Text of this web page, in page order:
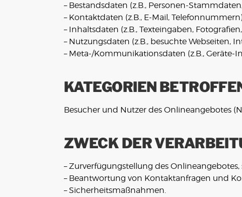
– Bestandsdaten (z.B., Personen-
– Kontaktdaten (z.B., E-Mail,
– Inhaltsdaten (z.B., Texteingaben,
– Nutzungsdaten (z.B., besuchte Webseiten,
– Meta-/Kommunikationsdaten (z.B., Geräte-
KATEGORIEN
Besucher und Nutzer des Onlineangebotes
ZWECK DER
– Zurverfügungstellung des
– Beantwortung von Kontaktanfragen und
– Sicherheitsmaßnahmen.